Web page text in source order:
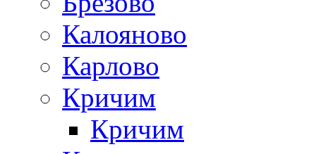
Калояново
Карлово
Кричим
Кричим